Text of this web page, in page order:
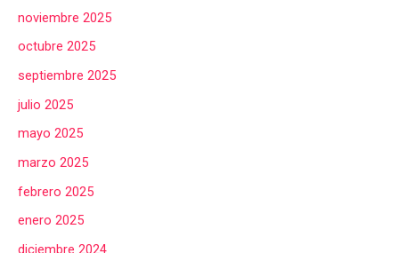
noviembre 2025
octubre 2025
septiembre 2025
julio 2025
mayo 2025
marzo 2025
febrero 2025
enero 2025
diciembre 2024